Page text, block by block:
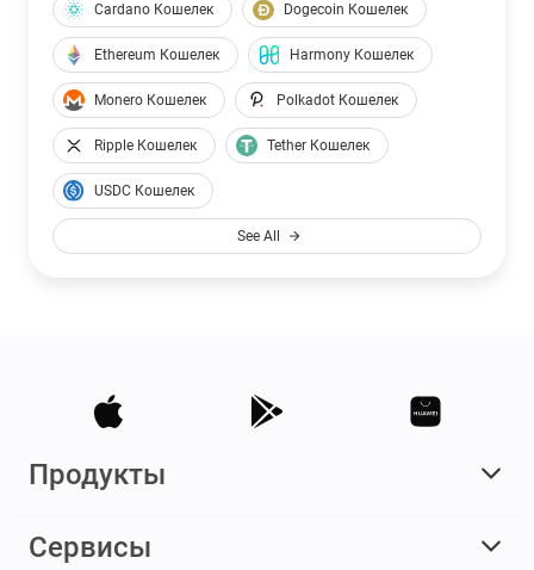
Cardano Кошелек Dogecoin Кошелек
Ethereum Кошелек Harmony Кошелек
Monero Кошелек Polkadot Кошелек
Ripple Кошелек Tether Кошелек
USDC Кошелек
See All
Продукты
Сервисы